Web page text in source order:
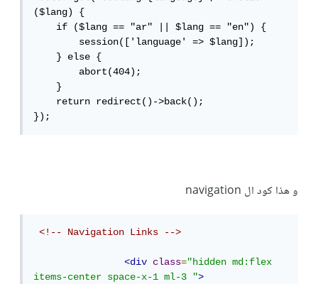
($lang) {
    if ($lang == "ar" || $lang == "en") {
        session(['language' => $lang]);
    } else {
        abort(404);
    }
    return redirect()->back();
});
و هذا كود ال navigation
<!-- Navigation Links -->
<div class="hidden md:flex
items-center space-x-1 ml-3 ">